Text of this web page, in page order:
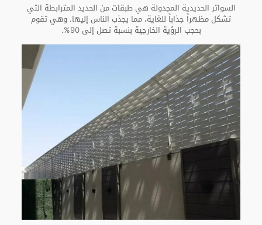
السواتر الحديدية المجدولة هي طبقات من الحديد المترابطة التي
تشكل مظهراً جذاباً للغاية، مما يجذب الناس إليها. وهي تقوم
بحجب الرؤية الخارجية بنسبة تصل إلى 90%.